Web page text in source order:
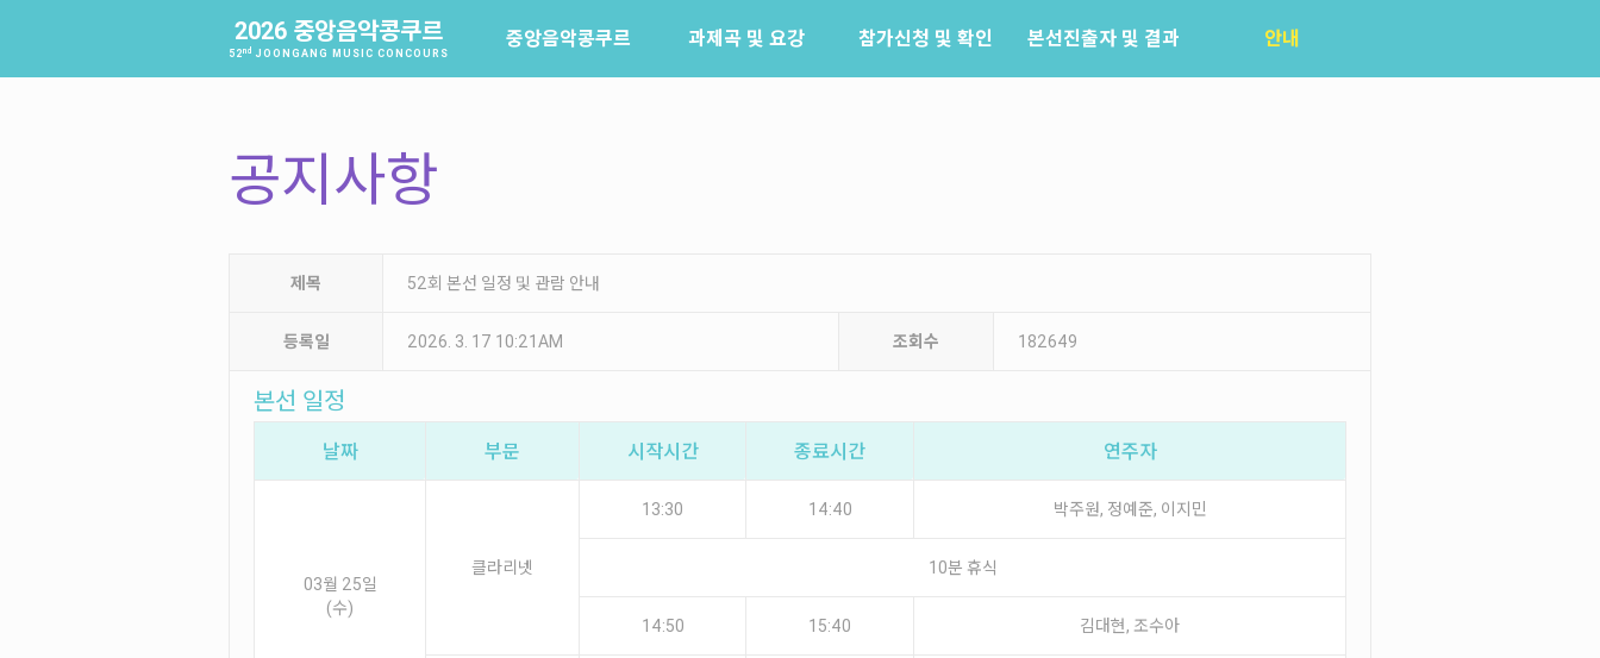
2026 중앙음악콩쿠르
52nd JOONGANG MUSIC CONCOURS
중앙음악콩쿠르 과제곡 및 요강 참가신청 및 확인 본선진출자 및 결과 안내
공지사항
제목 52회 본선 일정 및 관람 안내
등록일 2026. 3. 17 10:21AM 조회수 182649
본선 일정
날짜 부문 시작시간 종료시간 연주자
03월 25일
(수)
클라리넷
13:30 14:40 박주원, 정예준, 이지민
10분 휴식
14:50 15:40 김대현, 조수아